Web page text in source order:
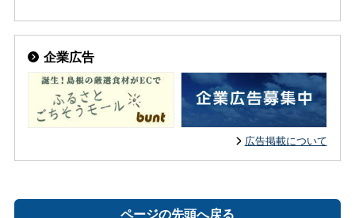
企業広告
広告掲載について
ページの先頭へ戻る